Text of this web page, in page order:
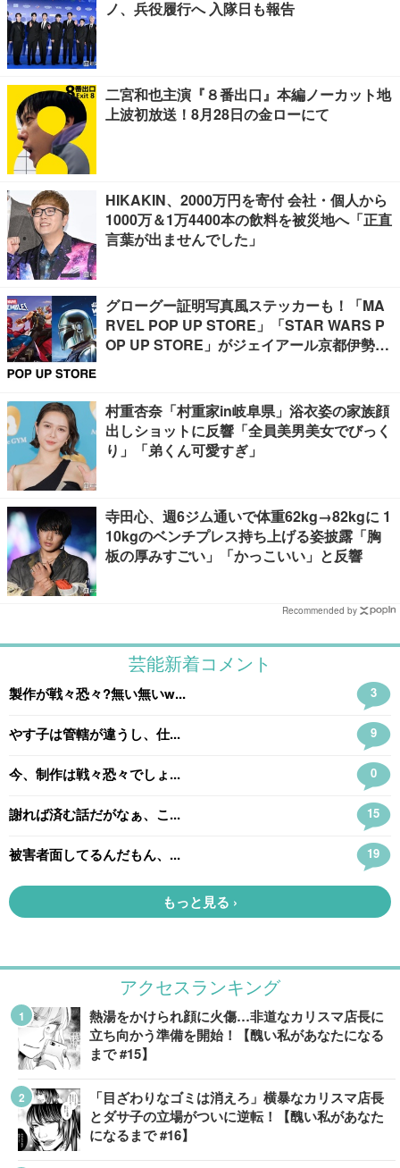
ノ、兵役履行へ 入隊日も報告
二宮和也主演『８番出口』本編ノーカット地
上波初放送！8月28日の金ローにて
HIKAKIN、2000万円を寄付 会社・個人から
1000万＆1万4400本の飲料を被災地へ「正直
言葉が出ませんでした」
グローグー証明写真風ステッカーも！「MA
RVEL POP UP STORE」「STAR WARS P
OP UP STORE」がジェイアール京都伊勢丹
村重杏奈「村重家in岐阜県」浴衣姿の家族顔
出しショットに反響「全員美男美女でびっく
り」「弟くん可愛すぎ」
寺田心、週6ジム通いで体重62kg→82kgに 1
10kgのベンチプレス持ち上げる姿披露「胸
板の厚みすごい」「かっこいい」と反響
Recommended by
アクセスランキング
熱湯をかけられ顔に火傷…非道なカリスマ店長に
立ち向かう準備を開始！【醜い私があなたになる
まで #15】
「目ざわりなゴミは消えろ」横暴なカリスマ店長
とダサ子の立場がついに逆転！【醜い私があなた
になるまで #16】